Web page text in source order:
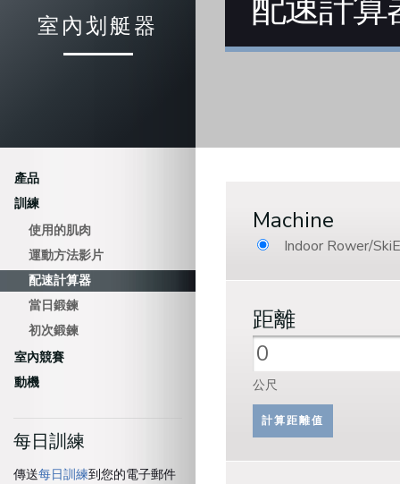
室內划艇器
產品
訓練
使用的肌肉
運動方法影片
配速計算器
當日鍛鍊
初次鍛鍊
室內競賽
動機
每日訓練
傳送每日訓練到您的電子郵件
Machine
Indoor Rower/
距離
公尺